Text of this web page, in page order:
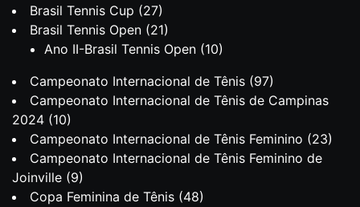
Brasil Tennis Cup (27)
Brasil Tennis Open (21)
Ano II-Brasil Tennis Open (10)
Campeonato Internacional de Tênis (97)
Campeonato Internacional de Tênis de Campinas
2024 (10)
Campeonato Internacional de Tênis Feminino (23)
Campeonato Internacional de Tênis Feminino de
Joinville (9)
Copa Feminina de Tênis (48)